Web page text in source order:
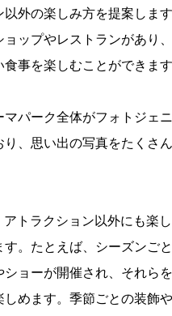
以外の楽しみ方を提案しま
ョップやレストランがあり
事を楽しむことができます
マパーク全体がフォトジェ
り、思い出の写真をたくさ
トラクション以外にも楽
す。たとえば、シーズンご
ショーが開催され、それら
しめます。季節ごとの装飾